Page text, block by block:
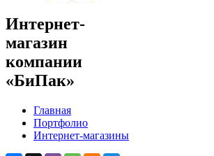
Интернет-
магазин
компании
«БиПак»
Главная
Портфолио
Интернет-магазины